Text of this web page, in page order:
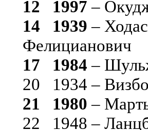
12 1997 –
14 1939 –
Фелицианович
17 1984 –
20 1934 –
21 1980 –
22 1948 –